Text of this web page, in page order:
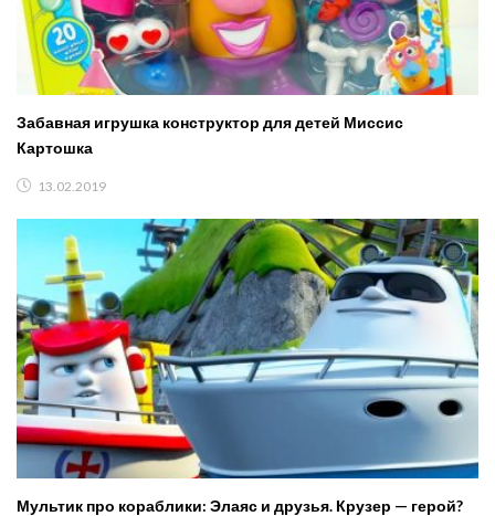
Забавная игрушка конструктор для детей Миссис
Картошка
13.02.2019
Мультик про кораблики: Элаяс и друзья. Крузер — герой?